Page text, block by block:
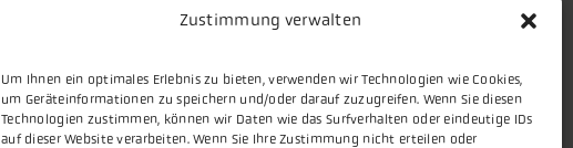
Zustimmung verwalten
Um Ihnen ein optimales Erlebnis zu bieten, verwenden wir Technologien wie Cookies,
um Geräteinformationen zu speichern und/oder darauf zuzugreifen. Wenn Sie diesen
Technologien zustimmen, können wir Daten wie das Surfverhalten oder eindeutige IDs
auf dieser Website verarbeiten. Wenn Sie Ihre Zustimmung nicht erteilen oder
Themen
Stellenmarkt